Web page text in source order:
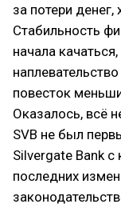
за потери
Стабильность
начала
повесток
Оказалось, всё
SVB не был
Silvergate Bank
последних